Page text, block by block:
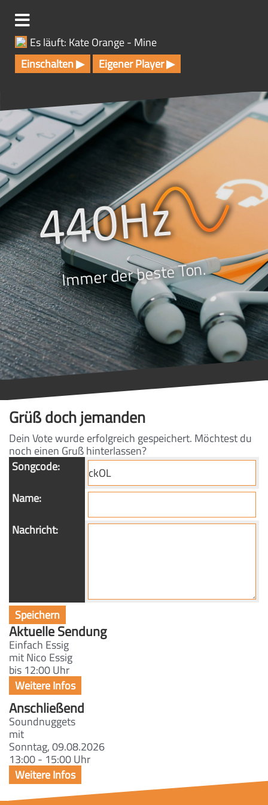
t
p
r
i
n
g
e
n
Es läuft: Kate Orange - Mine
Einschalten ▶
Eigener Player ▶
Immer der beste Ton.
Grüß doch jemanden
Dein Vote wurde erfolgreich gespeichert. Möchtest du
noch einen Gruß hinterlassen?
Songcode:
Name:
Nachricht:
Aktuelle Sendung
Einfach Essig
mit Nico Essig
bis 12:00 Uhr
Anschließend
Soundnuggets
mit
Sonntag, 09.08.2026
13:00 - 15:00 Uhr